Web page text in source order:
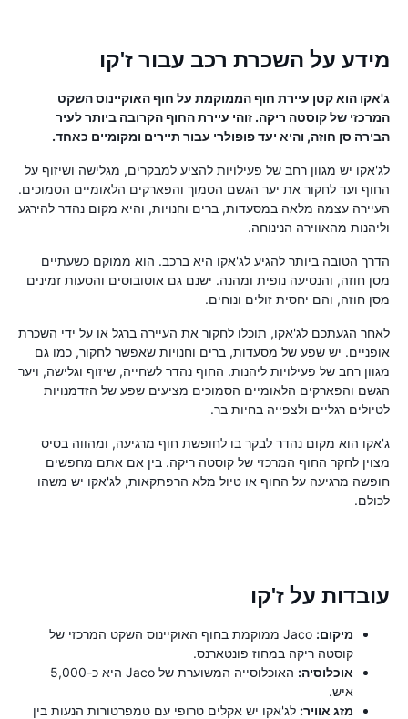
מידע על השכרת רכב עבור ז'קו
ג'אקו הוא קטן עיירת חוף הממוקמת על חוף האוקיינוס ​​השקט
המרכזי של קוסטה ריקה. זוהי עיירת החוף הקרובה ביותר לעיר
הבירה סן חוזה, והיא יעד פופולרי עבור תיירים ומקומיים כאחד.
לג'אקו יש מגוון רחב של פעילויות להציע למבקרים, מגלישה ושיזוף על
החוף ועד לחקור את יער הגשם הסמוך והפארקים הלאומיים הסמוכים.
העיירה עצמה מלאה במסעדות, ברים וחנויות, והיא מקום נהדר להירגע
וליהנות מהאווירה הנינוחה.
הדרך הטובה ביותר להגיע לג'אקו היא ברכב. הוא ממוקם כשעתיים
מסן חוזה, והנסיעה נופית ומהנה. ישנם גם אוטובוסים והסעות זמינים
מסן חוזה, והם יחסית זולים ונוחים.
לאחר הגעתכם לג'אקו, תוכלו לחקור את העיירה ברגל או על ידי השכרת
אופניים. יש שפע של מסעדות, ברים וחנויות שאפשר לחקור, כמו גם
מגוון רחב של פעילויות ליהנות. החוף נהדר לשחייה, שיזוף וגלישה, ויער
הגשם והפארקים הלאומיים הסמוכים מציעים שפע של הזדמנויות
לטיולים רגליים ולצפייה בחיות בר.
ג'אקו הוא מקום נהדר לבקר בו לחופשת חוף מרגיעה, ומהווה בסיס
מצוין לחקר החוף המרכזי של קוסטה ריקה. בין אם אתם מחפשים
חופשה מרגיעה על החוף או טיול מלא הרפתקאות, לג'אקו יש משהו
לכולם.
עובדות על ז'קו
מיקום:
Jaco ממוקמת בחוף האוקיינוס ​​השקט המרכזי של
קוסטה ריקה במחוז פונטארנס.
אוכלוסיה:
האוכלוסייה המשוערת של Jaco היא כ-5,000
איש.
מזג אוויר: לג'אקו יש אקלים טרופי עם טמפרטורות הנעות בין